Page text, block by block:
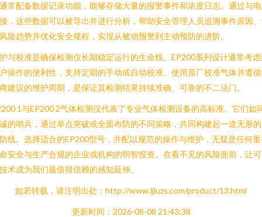
常配备数据记录功能，能够存储大量的报警事件和浓度日志。通过与
，这些数据可以被导出并进行分析，帮助安全管理人员追溯事件原因
险趋势并优化安全规程，实现从被动预警到主动预防的进阶。
与校准是确保检测仪长期稳定运行的生命线。EP200系列设计通常考
操作的便利性，支持定期的手动或自动校准。使用原厂校准气体并遵
建议的维护周期，是保证其检测结果持续准确、可靠的不二法门。
1与EP200 2气体检测仪代表了专业气体检测设备的高标准。它们如
的哨兵，通过单点突破或全面布防的不同策略，共同构建起一道无形
线。选择适合的EP200型号，并配以规范的操作与维护，无疑是任何
安全与生产合规的企业或机构的明智投资。在看不见的风险面前，让
术成为我们最值得信赖的感知延伸。
如若转载，请注明出处：http://www.ljluzs.com/product/13.html
更新时间：2026-08-08 21:43:38